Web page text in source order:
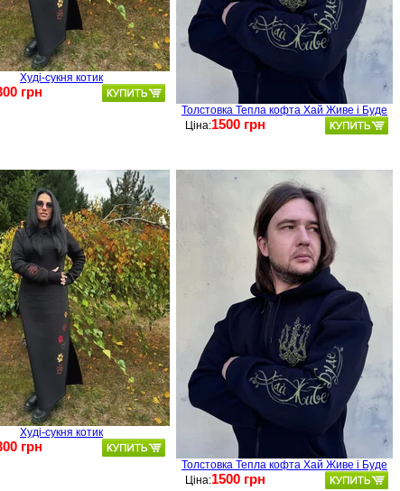
Худі-сукня котик
грн
Толстовка Тепла кофта Хай Живе і Буде
Ціна:1500 грн
Худі-сукня котик
грн
Толстовка Тепла кофта Хай Живе і Буде
Ціна:1500 грн